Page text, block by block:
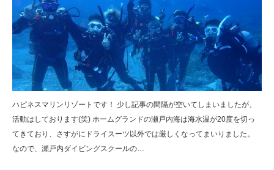
ハピネスマリンリゾートです！ 少し記事の間隔が空いてしまいましたが、
活動はしております(笑) ホームグランドの瀬戸内海は海水温が20度を切っ
てきており、さすがにドライスーツ以外では厳しくなってまいりました。
なので、瀬戸内ダイビングスクールの…